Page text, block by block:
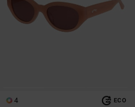
4 ECO